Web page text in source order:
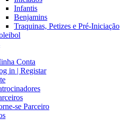
Infantis
Benjamins
Traquinas, Petizes e Pré-Iniciação
Conta
in | Registar
se Parceiro